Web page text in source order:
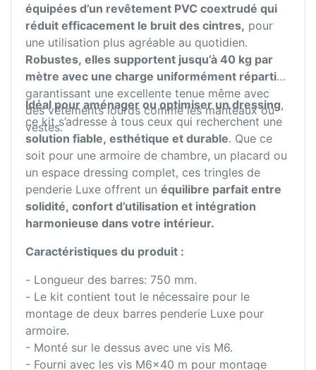
équipées d’un revêtement PVC coextrudé qui
réduit efficacement le bruit des cintres, pour
une utilisation plus agréable au quotidien.
Robustes, elles supportent jusqu’à 40 kg par
mètre avec une charge uniformément répartie,
garantissant une excellente tenue même avec
des vêtements lourds comme les manteaux ou
vestes.
Idéal pour aménager ou optimiser un dressing,
ce kit s’adresse à tous ceux qui recherchent une
solution fiable, esthétique et durable. Que ce
soit pour une armoire de chambre, un placard ou
un espace dressing complet, ces tringles de
penderie Luxe offrent un équilibre parfait entre
solidité, confort d’utilisation et intégration
harmonieuse dans votre intérieur.
Caractéristiques du produit :
- Longueur des barres: 750 mm.
- Le kit contient tout le nécessaire pour le
montage de deux barres penderie Luxe pour
armoire.
- Monté sur le dessus avec une vis M6.
- Fourni avec les vis M6x40 m pour montage